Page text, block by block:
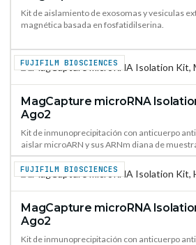
Kit de aislamiento de exosomas y vesiculas
magnética basada en fosfatidilserina.
FUJIFILM BIOSCIENCES
MagCapture microRNA
Ago2
Kit de inmunoprecipitación con anticuerpo
aislar microARN y sus ARNm diana de
FUJIFILM BIOSCIENCES
MagCapture microRNA
Ago2
Kit de inmunoprecipitación con anticuerpo